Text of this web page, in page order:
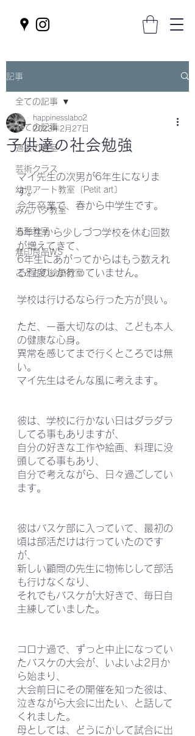
記事
全ての記事
過去の教室
芸術クラス
幼児アート教室〔Petit art〕
みんパタ教室
造形教室
無印良品WS
こどもの絵画教室
全ての記事
子供達の社会勉強
happinesslabo2
2023年2月27日
マイ先生の次男が6年生になりま
す。
今年卒業で、春から中学生です。
5年生から少しづつ学校を休む回数
が増えてきて、
6年生にあがってからはもう数えれ
る程度しか行っていません。
学校は行けるなら行った方が良い。
ただ、一番大切なのは、こども本人
の健康な心身。
異常を感じてまで行くところでは無
い。
マイ先生はそんな風に考えます。
彼は、学校に行かない日はダラダラ
してる事もありますが、
自分の好きな工作や絵画、料理に没
頭してる事もあり、
自分で考えながら、日々過ごしてい
ます。
彼はバスケ部に入っていて、最初の
頃は部活だけは行っていたのです
が、
新しい顧問の先生に物怖じして部活
も行けなくなり、
それでもバスケが大好きで、毎日自
主練していました。
コロナ過で、ずっと中止になってい
たバスケの大会が、いよいよ2月か
ら始まり、
大会前日にその開催を知った彼は、
泣きながら大会に出たい、と話して
くれました。
母としては、どうにかして試合に出